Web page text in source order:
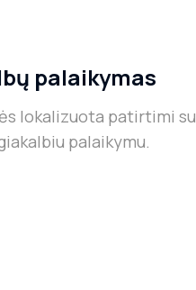
palaikymas
lokalizuota patirtimi su
palaikymu.